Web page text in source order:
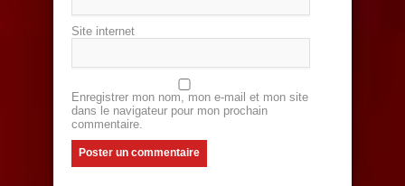
Site internet
Enregistrer mon nom, mon e-mail et mon site
dans le navigateur pour mon prochain
commentaire.